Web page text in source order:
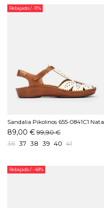
Rebajado/ -11%
Sandalia Pikolinos 655-0841C1 Nata
89,00 €99,90 €
36 37 38 39 40 41
Rebajado/ -48%